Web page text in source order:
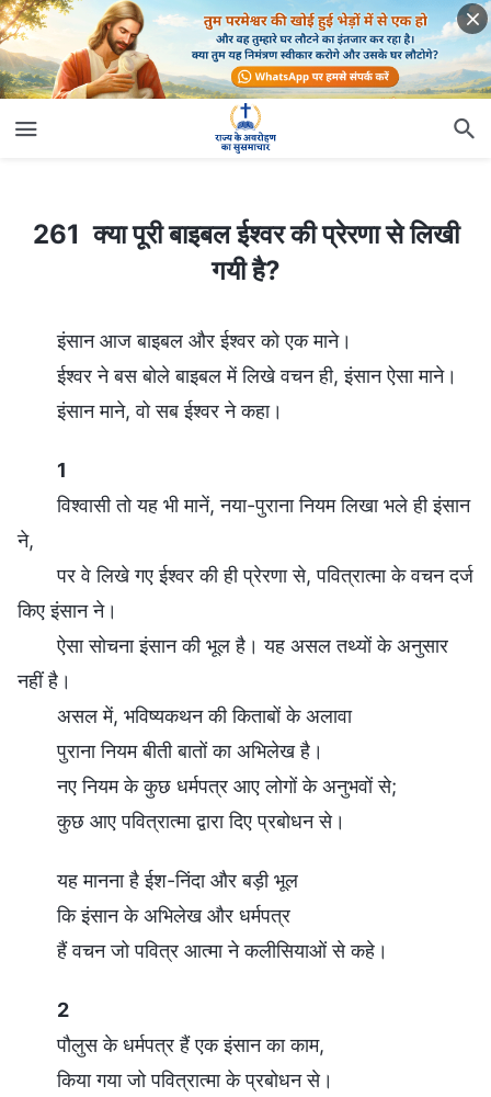
261 क्या पूरी बाइबल ईश्वर की प्रेरणा से लिखी गयी है?
261 क्या पूरी बाइबल ईश्वर की प्रेरणा से लिखी
गयी है?
इंसान आज बाइबल और ईश्वर को एक माने।
ईश्वर ने बस बोले बाइबल में लिखे वचन ही, इंसान ऐसा माने।
इंसान माने, वो सब ईश्वर ने कहा।
1
विश्वासी तो यह भी मानें, नया-पुराना नियम लिखा भले ही इंसान
ने,
पर वे लिखे गए ईश्वर की ही प्रेरणा से, पवित्रात्मा के वचन दर्ज
किए इंसान ने।
ऐसा सोचना इंसान की भूल है। यह असल तथ्यों के अनुसार
नहीं है।
असल में, भविष्यकथन की किताबों के अलावा
पुराना नियम बीती बातों का अभिलेख है।
नए नियम के कुछ धर्मपत्र आए लोगों के अनुभवों से;
कुछ आए पवित्रात्मा द्वारा दिए प्रबोधन से।
यह मानना है ईश-निंदा और बड़ी भूल
कि इंसान के अभिलेख और धर्मपत्र
हैं वचन जो पवित्र आत्मा ने कलीसियाओं से कहे।
2
पौलुस के धर्मपत्र हैं एक इंसान का काम,
किया गया जो पवित्रात्मा के प्रबोधन से।